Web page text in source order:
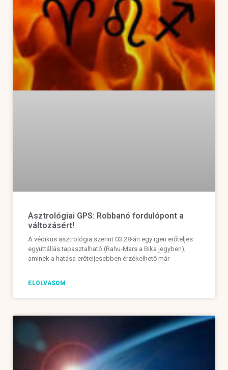
Asztrológiai GPS: Robbanó fordulópont a
változásért!
A védikus asztrológia szerint 03.28-án egy igen erőteljes
együttállás tapasztalható (Rahu-Mars a Bika jegyben),
aminek a hatása erőteljesebben érzékelhető már
ELOLVASOM